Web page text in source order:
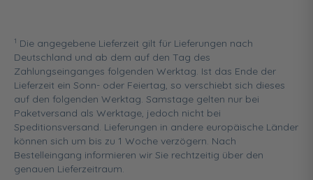
1 Die angegebene Lieferzeit gilt für Lieferungen nach
Deutschland und ab dem auf den Tag des
Zahlungseinganges folgenden Werktag. Ist das Ende der
Lieferzeit ein Sonn- oder Feiertag, so verschiebt sich dieses
auf den folgenden Werktag. Samstage gelten nur bei
Paketversand als Werktage, jedoch nicht bei
Speditionsversand. Lieferungen in andere europäische Länder
können sich um bis zu 1 Woche verzögern. Nach
Bestelleingang informieren wir Sie rechtzeitig über den
genauen Lieferzeitraum.